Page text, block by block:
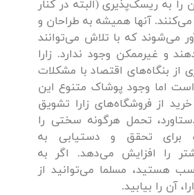
را به ریسک‌پذیری (البته در کنار
آنها همیشه به طراحان و
می‌شوند که با تلاش می‌توانند
و غیرممکن وجود ندارد. زارا
از بنگاه‌های اقتصاد با مشکلات
اما وجود پوشاک متنوع این
خرید از فروشگاه‌های زارا تشویق
تحمل هرگونه سختی را
برای تحقق و دستیابی به
را افزایش می‌دهد. اگر به
هستید، مسلما می‌توانید از
آن را بیابید.